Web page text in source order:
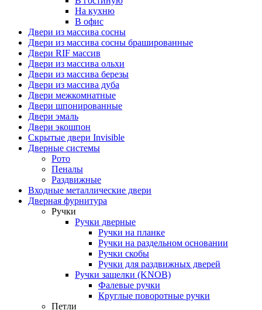
На кухню
В офис
Двери из массива сосны
Двери из массива сосны брашированные
Двери RIF массив
Двери из массива ольхи
Двери из массива березы
Двери из массива дуба
Двери межкомнатные
Двери шпонированные
Двери эмаль
Двери экошпон
Скрытые двери Invisible
Дверные системы
Рото
Пеналы
Раздвижные
Входные металлические двери
Дверная фурнитура
Ручки
Ручки дверные
Ручки на планке
Ручки на раздельном основании
Ручки скобы
Ручки для раздвижных дверей
Ручки защелки (KNOB)
Фалевые ручки
Круглые поворотные ручки
Петли